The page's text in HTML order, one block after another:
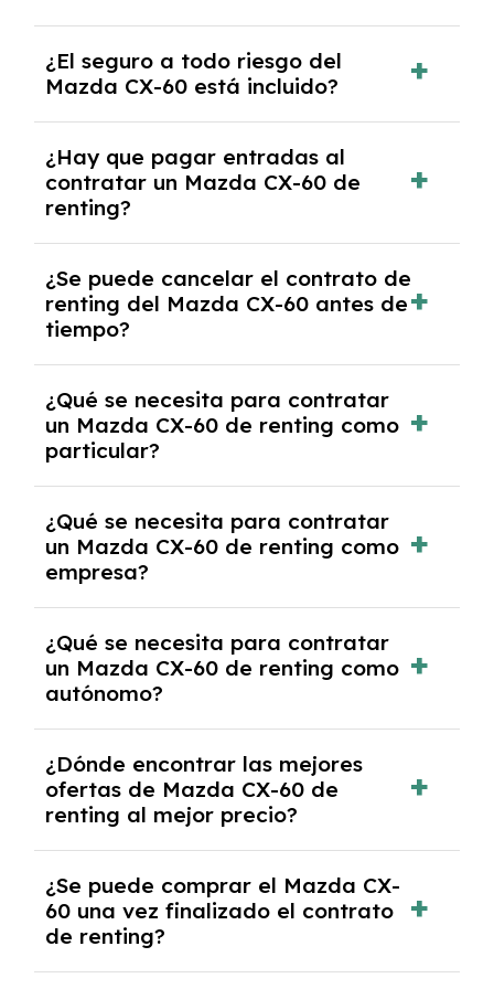
puede haber un cargo adicional.
coche, renovarlo por uno nuevo o, en algunos
casos, comprarlo a un precio previamente
acordado.
¿El seguro a todo riesgo del
Mazda CX-60 está incluido?
CX-60 con el seguro a todo riesgo sin
franquicia incluido dentro de las cuotas
mensuales.
¿Hay que pagar entradas al
contratar un Mazda CX-60 de
renting?
tendrás que pagar ningún tipo de entrada
salvo en casos que lo exija el proveedor
debido al resultado del estudio de viabilidad
económica.
¿Se puede cancelar el contrato de
renting del Mazda CX-60 antes de
tiempo?
pero puede haber penalizaciones por
cancelación anticipada. Es importante revisar
las condiciones del contrato y hablar con un
experto que te asesore.
¿Qué se necesita para contratar
un Mazda CX-60 de renting como
particular?
y, en algunos casos, una consulta de solvencia
crediticia y un pago inicial.
¿Qué se necesita para contratar
un Mazda CX-60 de renting como
empresa?
documentación financiera y, en algunos
casos, un informe de solvencia de la empresa
y un pago inicial.
¿Qué se necesita para contratar
un Mazda CX-60 de renting como
autónomo?
autónomos, justificante de ingresos y, en
algunos casos, un informe fiscal y un pago
inicial.
¿Dónde encontrar las mejores
ofertas de Mazda CX-60 de
renting al mejor precio?
mejores ofertas de vehículos de renting con
todos los gastos incluidos y sin pagar
entradas.
¿Se puede comprar el Mazda CX-
60 una vez finalizado el contrato
de renting?